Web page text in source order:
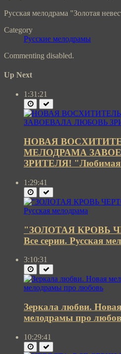
Русская мелодрама "Золотая
Category
Русские мелодрамы
Commenting disabled.
Up Next
1:31:21
НОВАЯ
МЕЛОДРАМА
ЗРИТЕЛЯ!
1:29:41
"ЗОЛОТАЯ КРОВЬ
Все серии. Русская
3:10:31
Зеркала любви.
мелодрамы про
10:29:41